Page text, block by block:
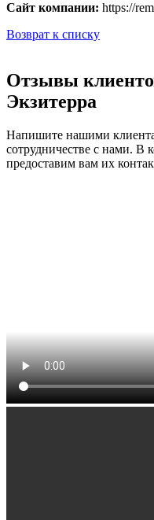
Сайт компании: https://
Возврат к списку
Отзывы
Экзитерра
Напишите нашими
сотрудничестве с нами. В
предоставим вам их